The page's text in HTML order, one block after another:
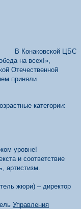
В Конаковской ЦБС
на всех!»,
Отечественной
приняли
категории:
уровне!
и соответствие
артистизм.
жюри) – директор
Управления